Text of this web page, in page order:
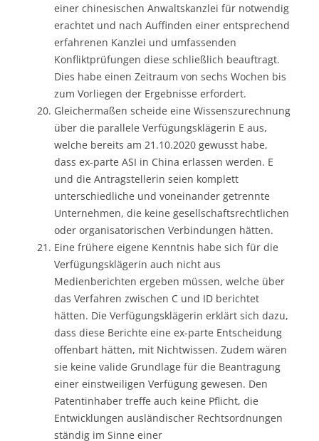
einer chinesischen Anwaltskanzlei für notwendig
erachtet und nach Auffinden einer entsprechend
erfahrenen Kanzlei und umfassenden
Konfliktprüfungen diese schließlich beauftragt.
Dies habe einen Zeitraum von sechs Wochen bis
zum Vorliegen der Ergebnisse erfordert.
Gleichermaßen scheide eine Wissenszurechnung
über die parallele Verfügungsklägerin E aus,
welche bereits am 21.10.2020 gewusst habe,
dass ex-parte ASI in China erlassen werden. E
und die Antragstellerin seien komplett
unterschiedliche und voneinander getrennte
Unternehmen, die keine gesellschaftsrechtlichen
oder organisatorischen Verbindungen hätten.
Eine frühere eigene Kenntnis habe sich für die
Verfügungsklägerin auch nicht aus
Medienberichten ergeben müssen, welche über
das Verfahren zwischen C und ID berichtet
hätten. Die Verfügungsklägerin erklärt sich dazu,
dass diese Berichte eine ex-parte Entscheidung
offenbart hätten, mit Nichtwissen. Zudem wären
sie keine valide Grundlage für die Beantragung
einer einstweiligen Verfügung gewesen. Den
Patentinhaber treffe auch keine Pflicht, die
Entwicklungen ausländischer Rechtsordnungen
ständig im Sinne einer